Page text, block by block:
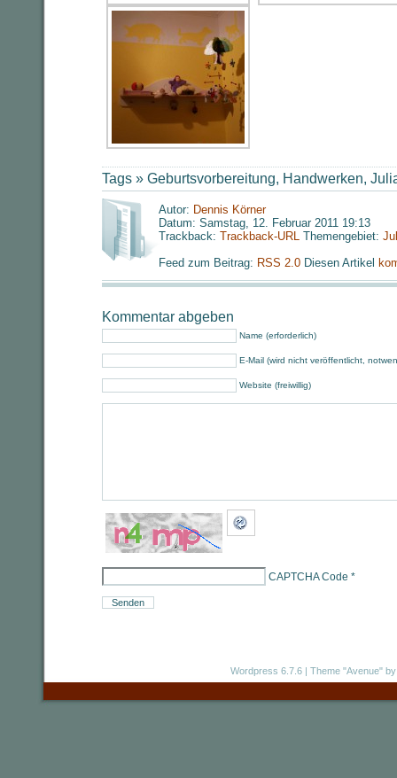
Tags » Geburtsvorbereitung, Handwerken,
Autor: Dennis Körner
Datum: Samstag, 12. Februar 2011 19:13
Trackback: Trackback-URL Themengebiet:
Feed zum Beitrag: RSS 2.0 Diesen Artikel
Kommentar abgeben
Name (erforderlich)
E-Mail (wird nicht veröffentlicht,
Website (freiwillig)
CAPTCHA Code *
Wordpress 6.7.6 | Theme "Avenue"